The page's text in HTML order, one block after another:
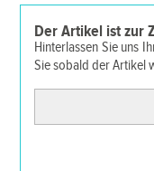
Der Artikel ist zur
Hinterlassen Sie uns
Sie sobald der Artikel